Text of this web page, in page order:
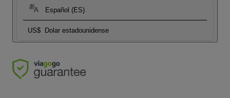
Español (ES)
US$ Dolar estadounidense